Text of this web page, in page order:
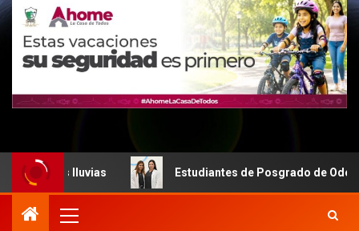
Estudiantes de Posgrado de Odontología de la